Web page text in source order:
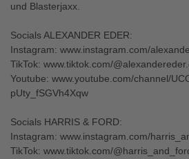
und Blasterjaxx.
Socials ALEXANDER EDER:
Instagram: www.instagram.com/
TikTok: www.tiktok.com/
Youtube: www.youtube.com/channel/
pUty_fSGVh4Xqw
Socials HARRIS & FORD:
Instagram: www.instagram.com/
TikTok: www.tiktok.com/